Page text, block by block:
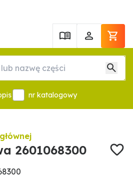
nr katalogowy
2601068300